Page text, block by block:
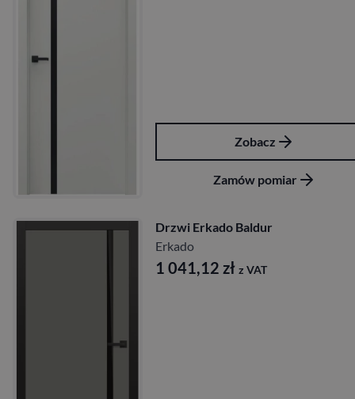
Zobacz
Zamów pomiar
Drzwi Erkado Baldur
Erkado
1 041,12 zł z VAT